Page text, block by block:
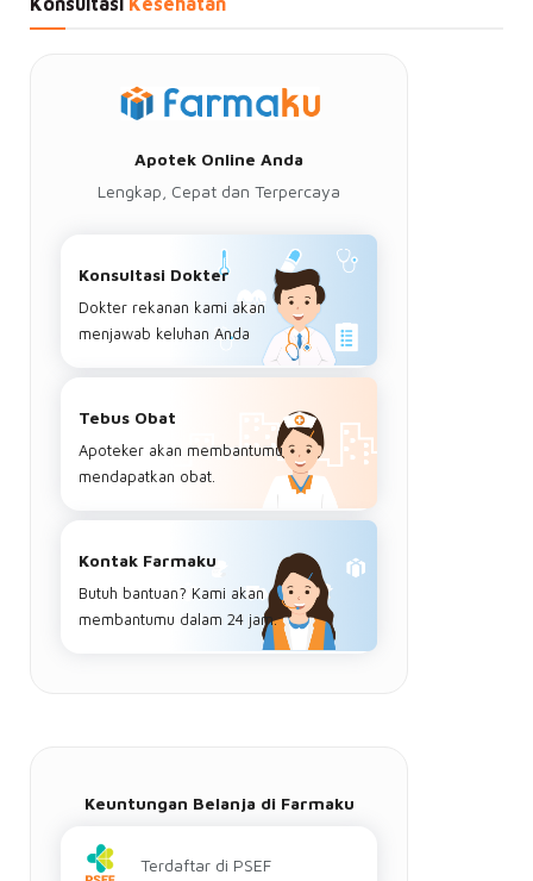
Apotek Online Anda
Lengkap, Cepat dan Terpercaya
Konsultasi Dokter
Dokter rekanan kami akan
menjawab keluhan Anda
Tebus Obat
Apoteker akan membantumu
mendapatkan obat.
Kontak Farmaku
Butuh bantuan? Kami akan
membantumu dalam 24 jam.
Keuntungan Belanja di Farmaku
Terdaftar di PSEF